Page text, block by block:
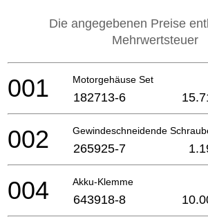
Die angegebenen Preise
Mehrwertsteuer
Motorgehäuse Set
001 182713-6
Gewindeschneidende
002 265925-7
Akku-Klemme
004 643918-8